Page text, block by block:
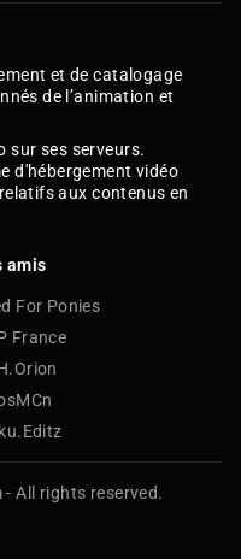
et de catalogage
de l’animation et
sur ses serveurs.
d'hébergement vidéo
aux contenus en
amis
For Ponies
France
All rights reserved.